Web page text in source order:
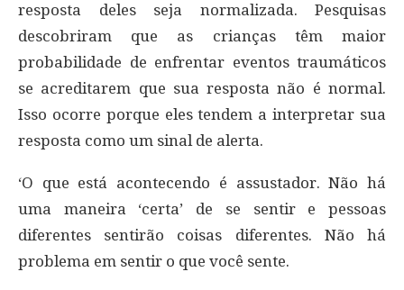
resposta deles seja normalizada. Pesquisas
descobriram que as crianças têm maior
probabilidade de enfrentar eventos traumáticos
se acreditarem que sua resposta não é normal.
Isso ocorre porque eles tendem a interpretar sua
resposta como um sinal de alerta.
‘O que está acontecendo é assustador. Não há
uma maneira ‘certa’ de se sentir e pessoas
diferentes sentirão coisas diferentes. Não há
problema em sentir o que você sente.